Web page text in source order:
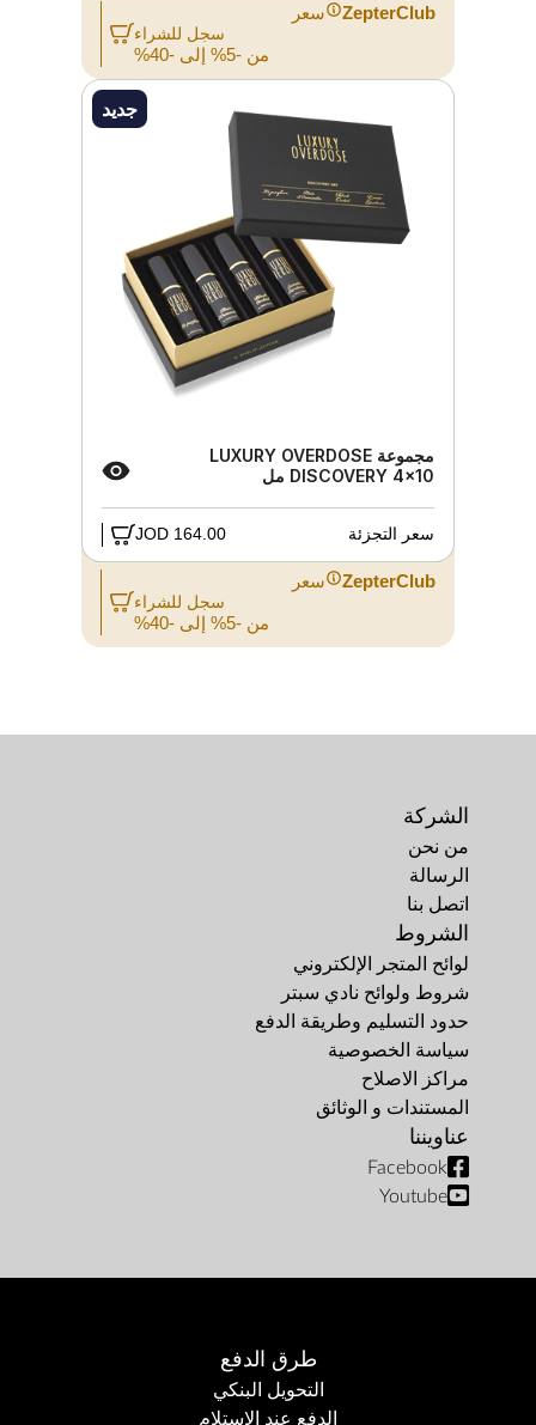
ZepterClub سعر
سجل للشراء
من -5% إلى -40%
جديد
مجموعة LUXURY OVERDOSE
DISCOVERY 4×10 مل
سعر التجزئة 164.00 JOD
ZepterClub سعر
سجل للشراء
من -5% إلى -40%
الشركة
من نحن
الرسالة
اتصل بنا
الشروط
لوائح المتجر الإلكتروني
شروط ولوائح نادي سبتر
حدود التسليم وطريقة الدفع
سياسة الخصوصية
مراكز الاصلاح
المستندات و الوثائق
عناويننا
Facebook
Youtube
طرق الدفع
التحويل البنكي
الدفع عند الاستلام